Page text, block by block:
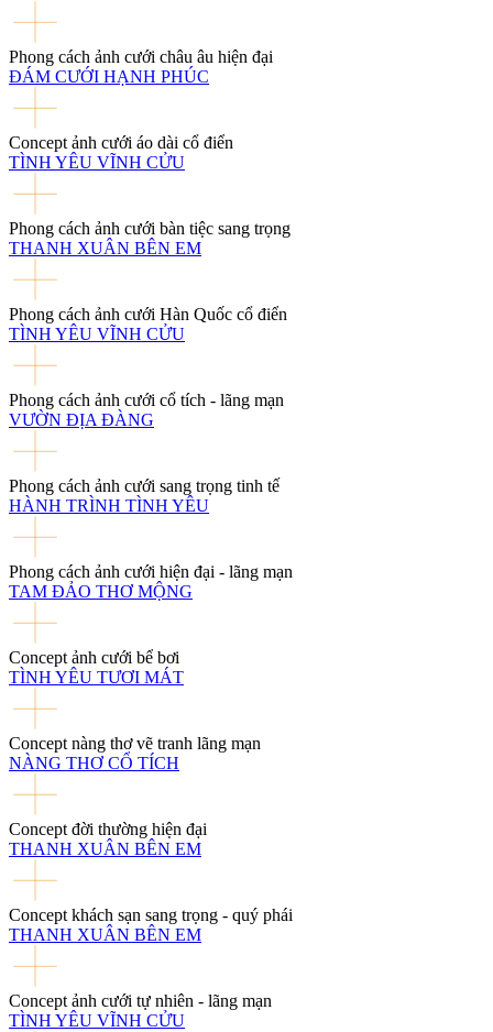
Phong cách ảnh cưới châu âu hiện đại
ĐÁM CƯỚI HẠNH PHÚC
Concept ảnh cưới áo dài cổ điển
TÌNH YÊU VĨNH CỬU
Phong cách ảnh cưới bàn tiệc sang trọng
THANH XUÂN BÊN EM
Phong cách ảnh cưới Hàn Quốc cổ điển
TÌNH YÊU VĨNH CỬU
Phong cách ảnh cưới cổ tích - lãng mạn
VƯỜN ĐỊA ĐÀNG
Phong cách ảnh cưới sang trọng tinh tế
HÀNH TRÌNH TÌNH YÊU
Phong cách ảnh cưới hiện đại - lãng mạn
TAM ĐẢO THƠ MỘNG
Concept ảnh cưới bể bơi
TÌNH YÊU TƯƠI MÁT
Concept nàng thơ vẽ tranh lãng mạn
NÀNG THƠ CỔ TÍCH
Concept đời thường hiện đại
THANH XUÂN BÊN EM
Concept khách sạn sang trọng - quý phái
THANH XUÂN BÊN EM
Concept ảnh cưới tự nhiên - lãng mạn
TÌNH YÊU VĨNH CỬU